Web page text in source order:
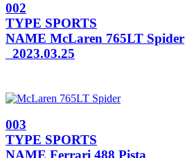
002
TYPE SPORTS
NAME McLaren 765LT Spider
2023.03.25
003
TYPE SPORTS